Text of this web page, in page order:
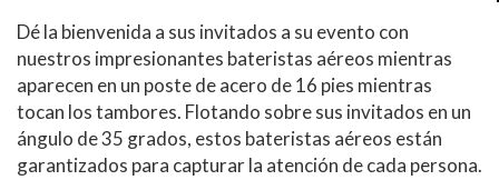
Dé la bienvenida a sus invitados a su evento con
nuestros impresionantes bateristas aéreos mientras
aparecen en un poste de acero de 16 pies mientras
tocan los tambores. Flotando sobre sus invitados en un
ángulo de 35 grados, estos bateristas aéreos están
garantizados para capturar la atención de cada persona.